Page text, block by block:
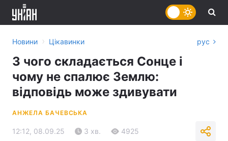
Новини › Цікавинки рус
З чого складається Сонце і
чому не спалює Землю:
відповідь може здивувати
АНЖЕЛА БАЧЕВСЬКА
12:12, 08.09.25 3 хв. 4925